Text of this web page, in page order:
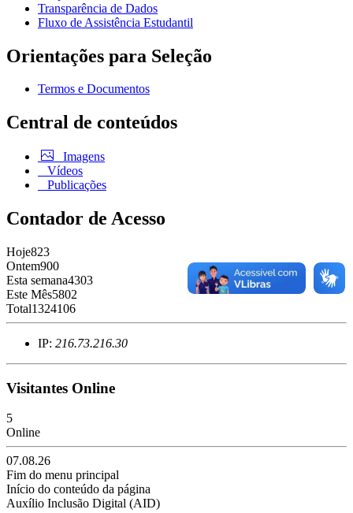
Transparência de Dados
Fluxo de Assistência Estudantil
Orientações para Seleção
Termos e Documentos
Central de conteúdos
Imagens
Vídeos
Publicações
Contador de Acesso
Hoje823
Ontem900
Esta semana4303
Este Mês5802
Total1324106
IP: 216.73.216.30
Visitantes Online
5
Online
07.08.26
Fim do menu principal
Início do conteúdo da página
Auxílio Inclusão Digital (AID)